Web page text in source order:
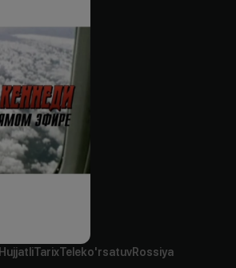
HujjatliTarixTeleko'rsatuvRossiya